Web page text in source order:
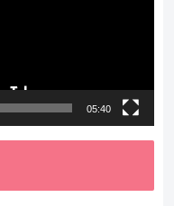
05:40